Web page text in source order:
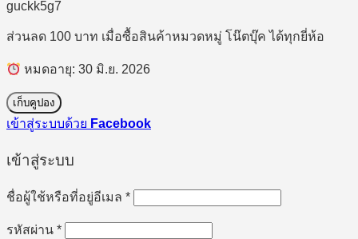
guckk5g7
ส่วนลด 100 บาท เมื่อซื้อสินค้าหมวดหมู่ โน๊ตบุ๊ค ได้ทุกยี่ห้อ
หมดอายุ: 30 มิ.ย. 2026
เก็บคูปอง
เข้าสู่ระบบด้วย Facebook
เข้าสู่ระบบ
ชื่อผู้ใช้หรือที่อยู่อีเมล *ต้องการ
รหัสผ่าน *ต้องการ